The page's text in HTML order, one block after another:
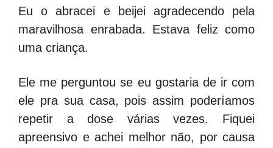
Eu o abracei e beijei agradecendo pela
maravilhosa enrabada. Estava feliz como
uma criança.
Ele me perguntou se eu gostaria de ir com
ele pra sua casa, pois assim poderíamos
repetir a dose várias vezes. Fiquei
apreensivo e achei melhor não, por causa